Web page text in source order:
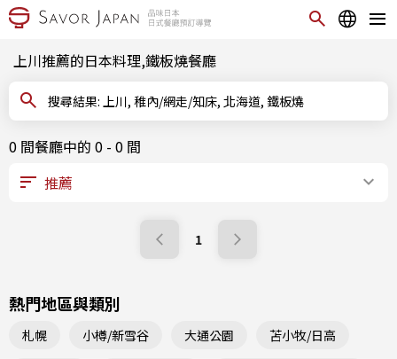
上川推薦的日本料理,鐵板燒餐廳
搜尋結果: 上川, 稚內/網走/知床, 北海道, 鐵板燒
0 間餐廳中的 0 - 0 間
1
熱門地區與類別
札幌 小樽/新雪谷 大通公園 苫小牧/日高